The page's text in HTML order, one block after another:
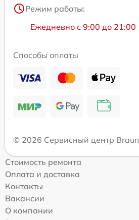
Режим работы:
Ежедневно с 9:00 до 21:00
Способы оплаты
© 2026 Сервисный центр Braun
Стоимость ремонта
Оплата и доставка
Контакты
Вакансии
О компании